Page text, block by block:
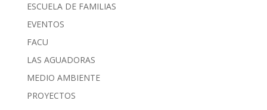
ESCUELA DE FAMILIAS
EVENTOS
FACU
LAS AGUADORAS
MEDIO AMBIENTE
PROYECTOS